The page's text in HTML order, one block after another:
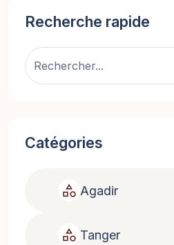
Recherche rapide
Catégories
category Agadir
category Tanger